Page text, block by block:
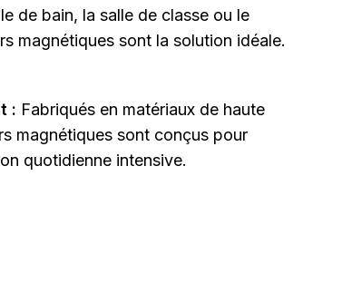
de bain, la salle de classe ou le
magnétiques sont la solution idéale.
: Fabriqués en matériaux de haute
magnétiques sont conçus pour
quotidienne intensive.